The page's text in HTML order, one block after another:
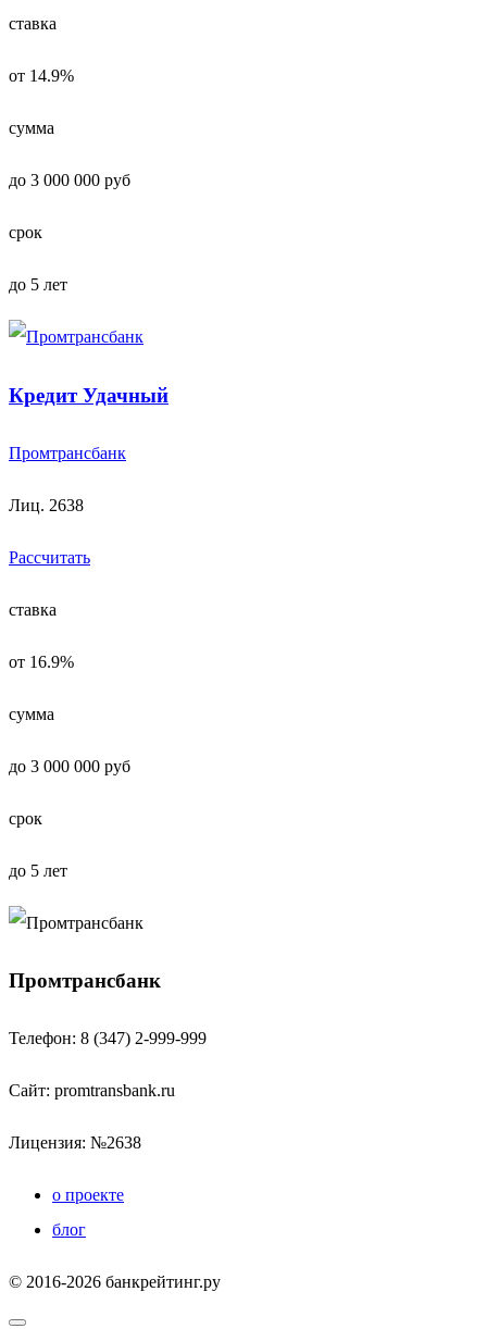
ставка
от 14.9%
сумма
до 3 000 000 руб
срок
до 5 лет
Кредит Удачный
Промтрансбанк
Лиц. 2638
Рассчитать
ставка
от 16.9%
сумма
до 3 000 000 руб
срок
до 5 лет
Промтрансбанк
Телефон: 8 (347) 2-999-999
Сайт: promtransbank.ru
Лицензия: №2638
о проекте
блог
© 2016-2026 банкрейтинг.ру